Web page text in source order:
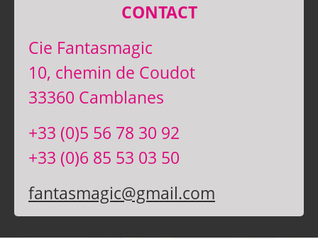
CONTACT
Cie Fantasmagic
10, chemin de Coudot
33360 Camblanes
+33 (0)5 56 78 30 92
+33 (0)6 85 53 03 50
fantasmagic@gmail.com